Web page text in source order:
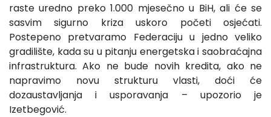
raste uredno preko 1.000 mjesečno u BiH, ali će se
sasvim sigurno kriza uskoro početi osjećati.
Postepeno pretvaramo Federaciju u jedno veliko
gradilište, kada su u pitanju energetska i saobraćajna
infrastruktura. Ako ne bude novih kredita, ako ne
napravimo novu strukturu vlasti, doći će
dozaustavljanja i usporavanja – upozorio je
Izetbegović.